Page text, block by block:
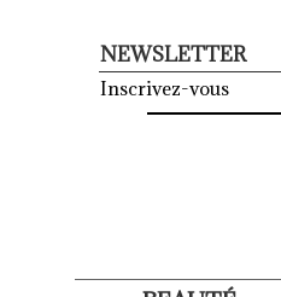
NEWSLETTER
Inscrivez-vous